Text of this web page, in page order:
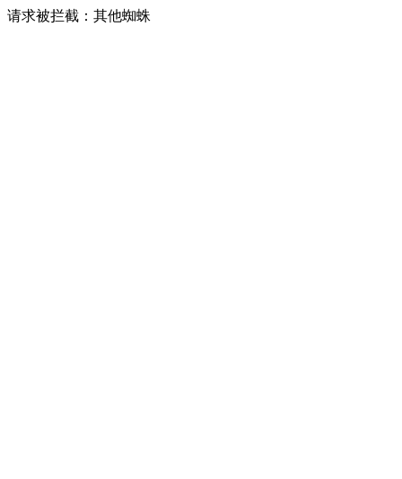
请求被拦截：其他蜘蛛